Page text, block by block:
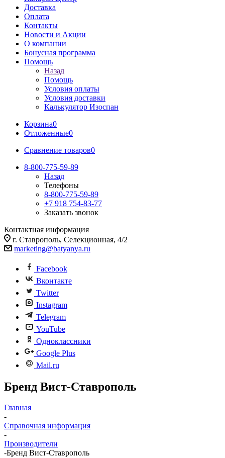
Доставка
Оплата
Контакты
Новости и Акции
О компании
Бонусная программа
Помощь
Назад
Помощь
Условия оплаты
Условия доставки
Калькулятор Изоспан
Корзина0
Отложенные0
Сравнение товаров0
8-800-775-59-89
Назад
Телефоны
8-800-775-59-89
+7 918 754-83-77
Заказать звонок
Контактная информация
г. Ставрополь, Селекционная, 4/2
marketing@batyanya.ru
Facebook
Вконтакте
Twitter
Instagram
Telegram
YouTube
Одноклассники
Google Plus
Mail.ru
Бренд Вист-Ставрополь
Главная
-
Справочная информация
-
Производители
-Бренд Вист-Ставрополь